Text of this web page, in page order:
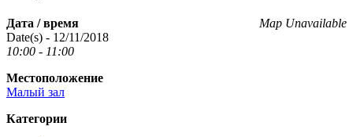
Map Unavailable
Дата / время
Date(s) - 12/11/2018
10:00 - 11:00
Местоположение
Малый зал
Категории